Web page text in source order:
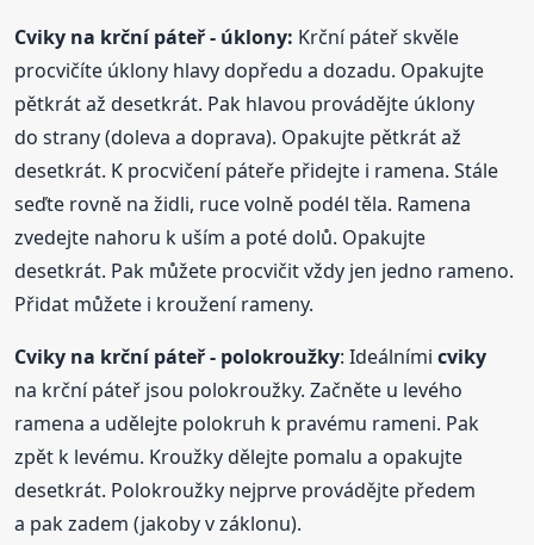
Cviky na krční páteř - úklony: Krční páteř skvěle
procvičíte úklony hlavy dopředu a dozadu. Opakujte
pětkrát až desetkrát. Pak hlavou provádějte úklony
do strany (doleva a doprava). Opakujte pětkrát až
desetkrát. K procvičení páteře přidejte i ramena. Stále
seďte rovně na židli, ruce volně podél těla. Ramena
zvedejte nahoru k uším a poté dolů. Opakujte
desetkrát. Pak můžete procvičit vždy jen jedno rameno.
Přidat můžete i kroužení rameny.
Cviky na krční páteř - polokroužky: Ideálnímicviky
na krční páteř jsou polokroužky. Začněte u levého
ramena a udělejte polokruh k pravému rameni. Pak
zpět k levému. Kroužky dělejte pomalu a opakujte
desetkrát. Polokroužky nejprve provádějte předem
a pak zadem (jakoby v záklonu).